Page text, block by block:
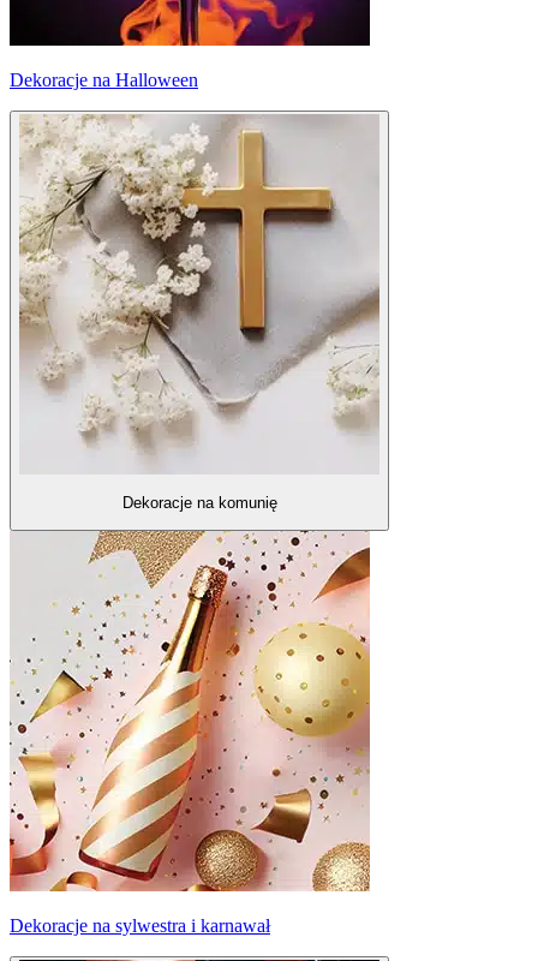
Dekoracje na Halloween
Dekoracje na komunię
Dekoracje na sylwestra i karnawał